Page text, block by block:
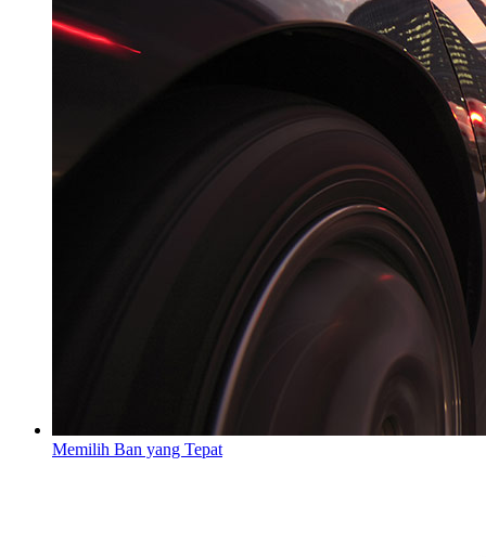
Memilih Ban yang Tepat